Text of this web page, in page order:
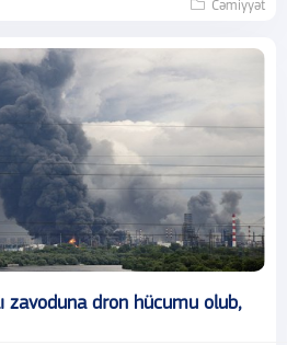
Cəmiyyət
zavoduna dron hücumu olub,